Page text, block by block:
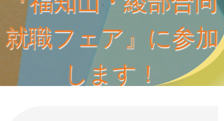
就職フェア』に参加
します！